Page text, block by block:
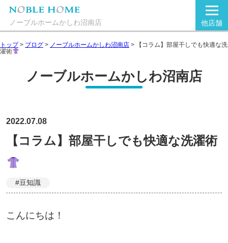
ノーブルホームかしわ沼南店 他店舗
トップ> ブログ > ノーブルホームかしわ沼南店 >
【コラム】部屋干しでも快適な洗
濯術
ノーブルホームかしわ沼南店
2022.07.08
【コラム】部屋干しでも快適な洗濯術
#豆知識
こんにちは！